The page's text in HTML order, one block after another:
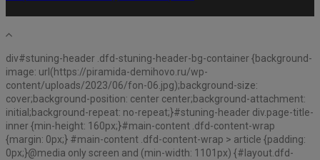
div#stuning-header .dfd-stuning-header-bg-container {background-
image: url(https://piramida-demihovo.ru/wp-
content/uploads/2023/06/fon-06.jpg);background-size:
cover;background-position: center center;background-attachment:
initial;background-repeat: no-repeat;}#stuning-header div.page-title-
inner {min-height: 160px;}#main-content .dfd-content-wrap
{margin: 0px;} #main-content .dfd-content-wrap > article {padding:
0px;}@media only screen and (min-width: 1101px) {#layout.dfd-